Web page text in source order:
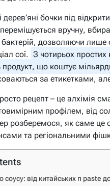
дерев’яні бочки під
вручну,
дозволяючи
сої. З чотирьох простих
продукт, що коштує
за етикетками,
рецепт – це алхімія
профілем, від
розберемося, як саме це
та регіональними
соусу: від китайських п paste